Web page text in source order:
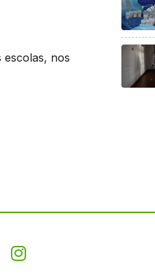
escolas, nos
Facebook
Instagram